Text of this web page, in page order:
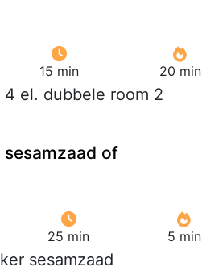
15 min 20 min
el. dubbele room 2
of
25 min 5 min
sesamzaad